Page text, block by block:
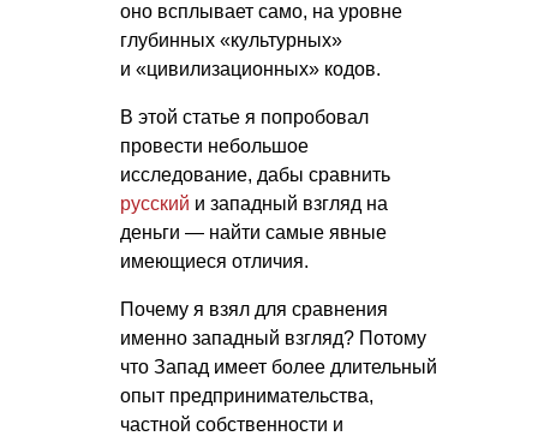
оно всплывает само, на уровне
глубинных «культурных»
и «цивилизационных» кодов.
В этой статье я попробовал
провести небольшое
исследование, дабы сравнить
русский и западный взгляд на
деньги — найти самые явные
имеющиеся отличия.
Почему я взял для сравнения
именно западный взгляд? Потому
что Запад имеет более длительный
опыт предпринимательства,
частной собственности и